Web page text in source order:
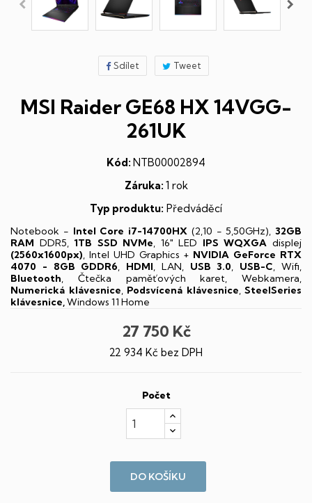
Sdílet Tweet
MSI Raider GE68 HX 14VGG-
261UK
Kód: NTB00002894
Záruka: 1 rok
Typ produktu: Předváděcí
Notebook - Intel Core i7-14700HX (2,10 - 5,50GHz), 32GB
RAM DDR5,1TB SSD NVMe, 16" LED IPS WQXGA displej
(2560x1600px), Intel UHD Graphics + NVIDIA GeForce RTX
4070 - 8GB GDDR6, HDMI, LAN, USB 3.0, USB-C, Wifi,
Bluetooth, Čtečka paměťových karet, Webkamera,
Numerická klávesnice, Podsvícená klávesnice, SteelSeries
klávesnice,Windows 11 Home
27 750 Kč
22 934 Kč bez DPH
Počet
DO KOŠÍKU